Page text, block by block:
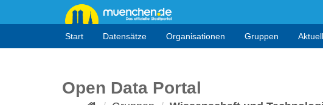
Start Datensätze Organisationen Gruppen
Open Data Portal